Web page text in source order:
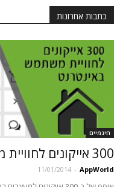
כתבות אחרונות
חינמיים
300 אייקונים לחוויית משתמש באינטרנט
AppWorld
-
11/01/2014